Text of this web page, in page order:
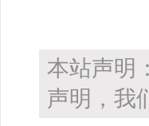
本站声明
声明，我